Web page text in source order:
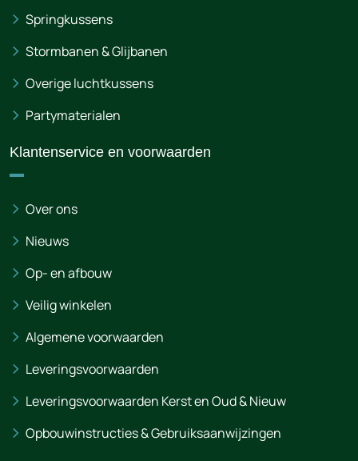
Springkussens
Stormbanen & Glijbanen
Overige luchtkussens
Partymaterialen
Klantenservice en voorwaarden
Over ons
Nieuws
Op- en afbouw
Veilig winkelen
Algemene voorwaarden
Leveringsvoorwaarden
Leveringsvoorwaarden Kerst en Oud & Nieuw
Opbouwinstructies & Gebruiksaanwijzingen